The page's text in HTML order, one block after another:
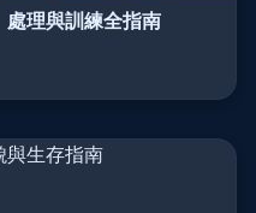
理與訓練全指南